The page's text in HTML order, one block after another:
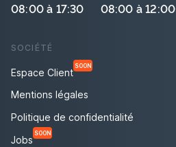
08:00 à 17:30 08:00 à 12:00
SOCIÉTÉ
Espace Client
SOON
Mentions légales
Politique de confidentialité
Jobs
SOON